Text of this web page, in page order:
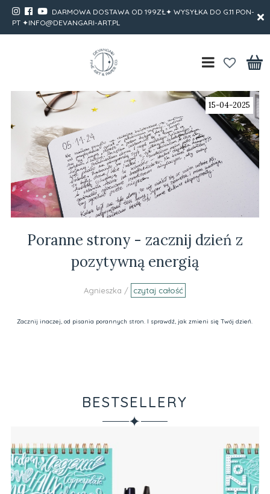
DARMOWA DOSTAWA OD 199ZŁ✦ WYSYŁKA DO G.11 PON-
PT ✦INFO@DEVANGARI-ART.PL
15-04-2025
Poranne strony - zacznij dzień z
pozytywną energią
Agnieszka / czytaj całość
Zacznij inaczej, od pisania porannych stron. I sprawdź, jak zmieni się Twój dzień.
BESTSELLERY
✦